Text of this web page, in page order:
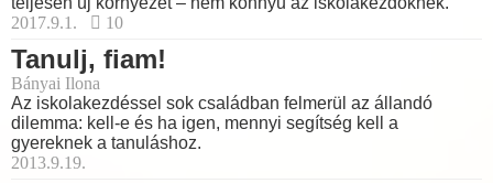
2017.9.1.
10
Tanulj, fiam!
Bányai Ilona
Az iskolakezdéssel sok családban felmerül az állandó
dilemma: kell-e és ha igen, mennyi segítség kell a
gyereknek a tanuláshoz.
2013.9.19.